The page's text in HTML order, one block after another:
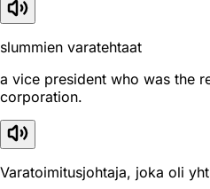
slummien varatehtaat
a vice president who was the
corporation.
Varatoimitusjohtaja, joka oli